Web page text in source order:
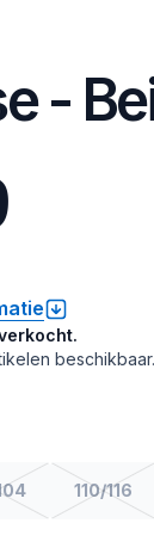
-
beschikbaar.
110/116